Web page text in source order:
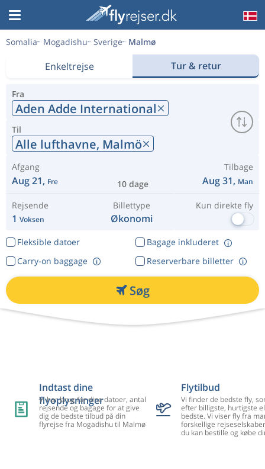
Somalia Mogadishu Sverige Malmø
Enkeltrejse Tur & retur
Fra
Aden Adde International
Til
Alle lufthavne, Malmö
Afgang
Aug 21, Fre 10 dage
Tilbage
Aug 31, Man
Rejsende
1 Voksen
Billettype
Økonomi
Kun direkte fly
Fleksible datoer
Bagage inkluderet
Reserverbare billetter
Carry-on baggage
Søg
Indtast dine
flyoplysninger
Vi har brug for dine datoer, antal
rejsende og bagage for at give
dig de bedste tilbud på din
flyrejse fra Mogadishu til Malmø
Flytilbud
Vi finder de bedste fly,
efter billigste, hurtigste
bedste. Vi viser fly fra
forskellige
du kan bestille og købe